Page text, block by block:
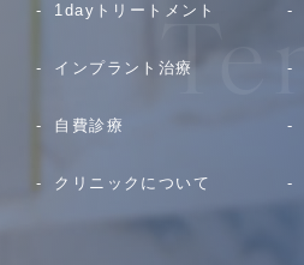
1dayトリートメント
インプラント治療
自費診療
クリニックについて